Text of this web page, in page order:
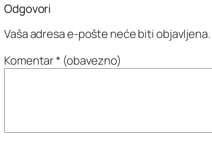
Odgovori
Vaša adresa e-pošte neće biti objavljena.
Komentar* (obavezno)